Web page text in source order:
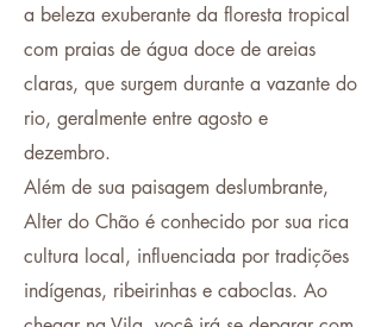
a beleza exuberante da floresta tropical
com praias de água doce de areias
claras, que surgem durante a vazante do
rio, geralmente entre agosto e
dezembro.
Além de sua paisagem deslumbrante,
Alter do Chão é conhecido por sua rica
cultura local, influenciada por tradições
indígenas, ribeirinhas e caboclas. Ao